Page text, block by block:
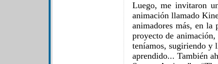
Luego, me invitaron
animación llamado
animadores más, en la
proyecto de
teníamos, sugiriendo y
aprendido... También